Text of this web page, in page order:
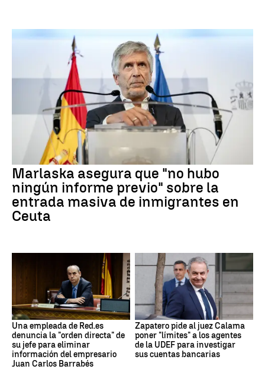
Marlaska asegura que "no hubo
ningún informe previo" sobre la
entrada masiva de inmigrantes en
Ceuta
Una empleada de Red.es
denuncia la "orden directa" de
su jefe para eliminar
información del empresario
Juan Carlos Barrabés
Zapatero pide al juez Calama
poner "límites" a los agentes
de la UDEF para investigar
sus cuentas bancarias